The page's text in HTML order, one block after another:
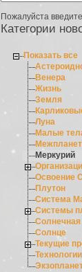
Пожалуйста
Категории
Показать все
Венера
Жизнь
Земля
Луна
Малые
Меркурий
Освоение
Плутон
Система
Системы
Солнце
Текущие
Технологии